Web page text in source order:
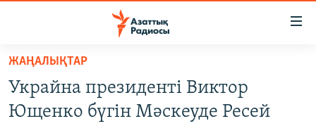
Skip
main
content
САЯСАТ
ЖАҢАЛЫҚТАР
Украйна президенті Виктор
Ющенко бүгін Мәскеуде Ресей